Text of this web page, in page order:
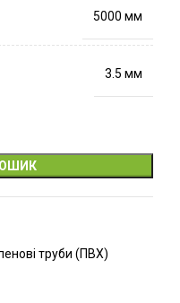
5000 мм
3.5 мм
труби (ПВХ)